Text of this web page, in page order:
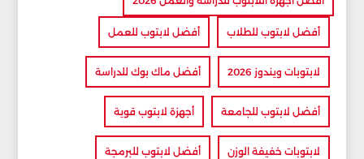
أفضل لابتوب للطلاب أفضل لابتوب للعمل
لابتوبات ويندوز 2026 أفضل ماك بوك للدراسة
أفضل لابتوب للجامعة أجهزة لابتوب قوية
لابتوبات خفيفة الوزن أفضل لابتوب للبرمجة